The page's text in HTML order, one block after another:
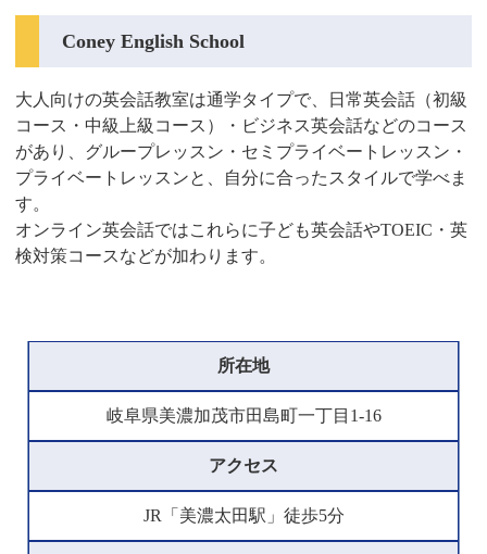
Coney English School
大人向けの英会話教室は通学タイプで、日常英会話（初級
コース・中級上級コース）・ビジネス英会話などのコース
があり、グループレッスン・セミプライベートレッスン・
プライベートレッスンと、自分に合ったスタイルで学べま
す。
オンライン英会話ではこれらに子ども英会話やTOEIC・英
検対策コースなどが加わります。
所在地
岐阜県美濃加茂市田島町一丁目1-16
アクセス
JR「美濃太田駅」徒歩5分